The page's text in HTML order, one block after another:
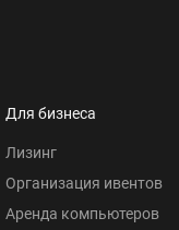
Для бизнеса
Лизинг
Организация ивентов
Аренда компьютеров